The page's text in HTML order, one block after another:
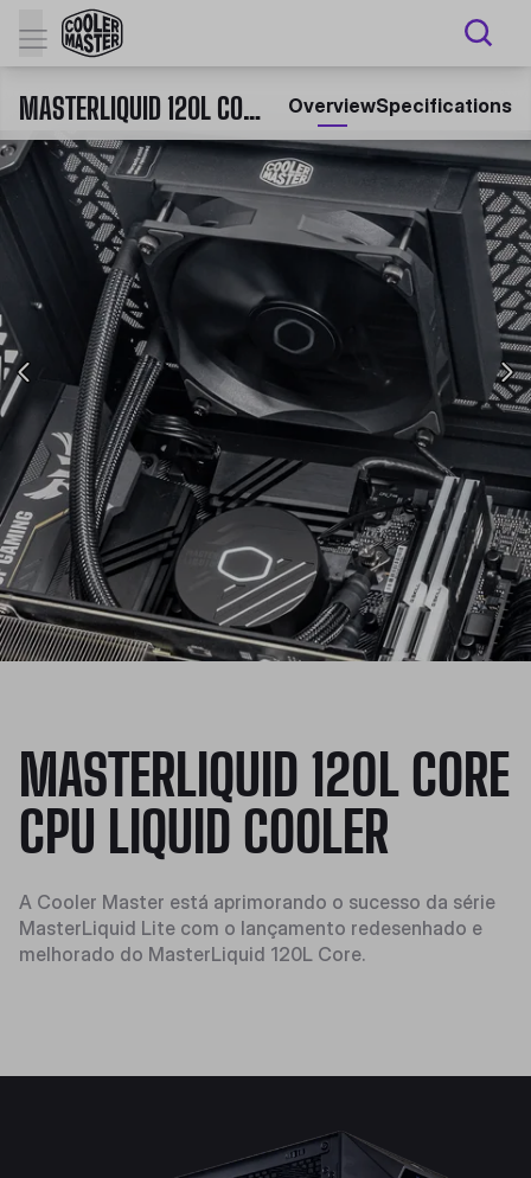
MASTERLIQUID 120L CORE CPU LIQUID COOLER OverviewSpecifications
MASTERLIQUID 120L CORE
CPU LIQUID COOLER
A Cooler Master está aprimorando o sucesso da série
MasterLiquid Lite com o lançamento redesenhado e
melhorado do MasterLiquid 120L Core.